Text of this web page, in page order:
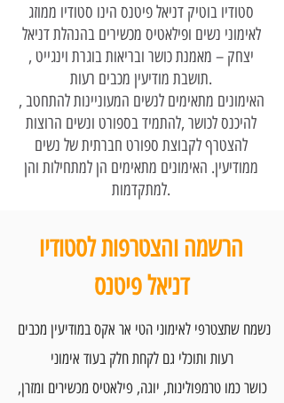
סטודיו בוטיק דניאל פיטנס הינו סטודיו ממוזג
לאימוני נשים ופילאטיס מכשירים בהנהלת דניאל
יצחק – מאמנת כושר ובריאות בוגרת וינגייט ,
תושבת מודיעין מכבים רעות.
האימונים מתאימים לנשים המעוניינות להתחטב ,
להיכנס לכושר ,להתמיד בספורט ונשים הרוצות
להצטרף לקבוצת ספורט חברתית של נשים
ממודיעין. האימונים מתאימים הן למתחילות והן
למתקדמות.
הרשמה והצטרפות לסטודיו
דניאל פיטנס
רעות ותוכלי גם לקחת חלק בעוד אימוני
כושר כמו טרמפולינות, יוגה, פילאטיס מכשירים ומזרן,